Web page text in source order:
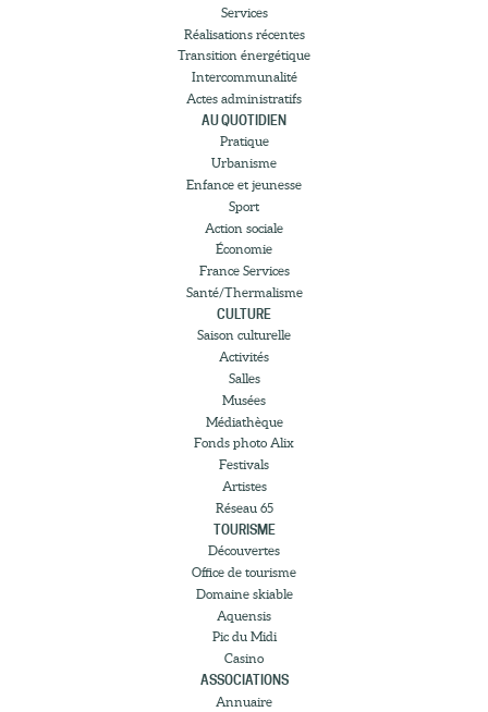
Services
Réalisations récentes
Transition énergétique
Intercommunalité
Actes administratifs
AU QUOTIDIEN
Pratique
Urbanisme
Enfance et jeunesse
Sport
Action sociale
Économie
France Services
Santé/Thermalisme
CULTURE
Saison culturelle
Activités
Salles
Musées
Médiathèque
Fonds photo Alix
Festivals
Artistes
Réseau 65
TOURISME
Découvertes
Office de tourisme
Domaine skiable
Aquensis
Pic du Midi
Casino
ASSOCIATIONS
Annuaire